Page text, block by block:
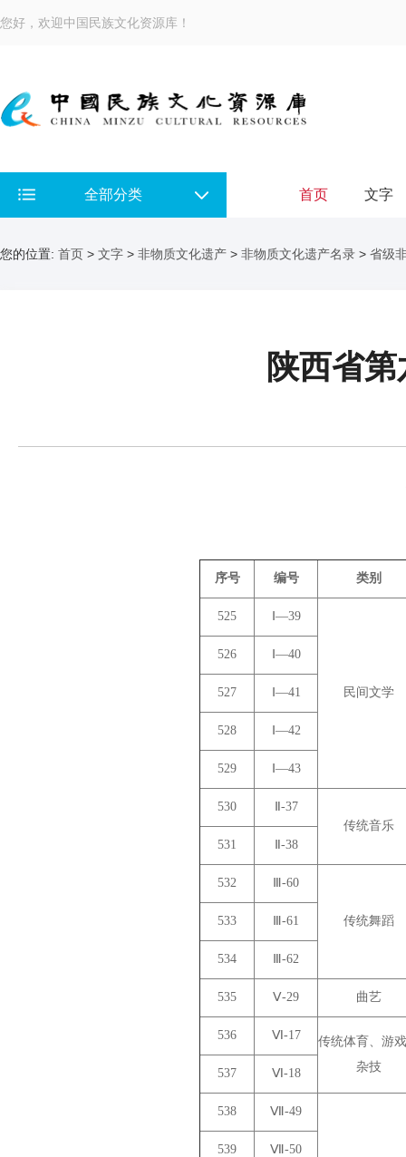
您好，欢迎中国民族文化资源库！
全部分类 首页 文字
您的位置: 首页 > 文字 > 非物质文化遗产 > 非物质文化遗产名录 > 省级
陕西省
序号 编号 类别
525 Ⅰ—39
民间文学
526 Ⅰ—40
527 Ⅰ—41
528 Ⅰ—42
529 Ⅰ—43
530
Ⅱ-37
传统音乐
531
Ⅱ-38
532 Ⅲ-60
传统舞蹈
533 Ⅲ-61
534 Ⅲ-62
535 Ⅴ-29 曲艺
536 Ⅵ-17
传统体育、游
杂技
537 Ⅵ-18
538 Ⅶ-49
539 Ⅶ-50